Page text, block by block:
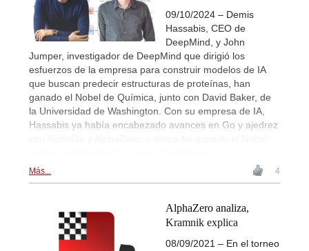
09/10/2024 – Demis
Hassabis, CEO de
DeepMind, y John
Jumper, investigador de DeepMind que dirigió los
esfuerzos de la empresa para construir modelos de IA
que buscan predecir estructuras de proteínas, han
ganado el Nobel de Química, junto con David Baker, de
la Universidad de Washington. Con su empresa de IA,
Hassabis ya había encabezado avances en Go y ajedrez
Más... 4
AlphaZero analiza,
Kramnik explica
08/09/2021 – En el torneo